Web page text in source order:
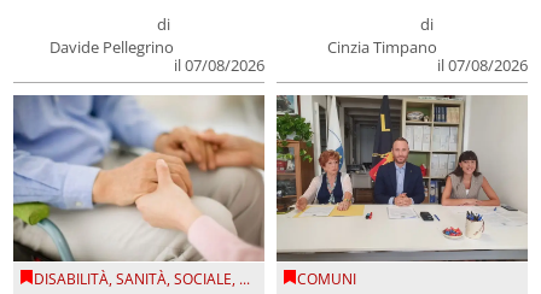
di
Davide Pellegrino
il 07/08/2026
di
Cinzia Timpano
il 07/08/2026
DISABILITÀ,SANITÀ,SOCIALE, ... COMUNI